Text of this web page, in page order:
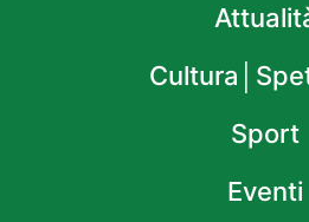
Sport
Eventi